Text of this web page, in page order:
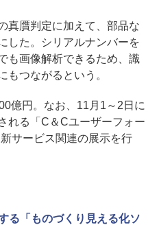
真贋判定に加えて、部品な
した。シリアルナンバーを
も画像解析できるため、識
もつながるという。
億円。なお、11月1～2日に
れる「C＆Cユーザーフォー
サービス関連の展示を行
る「ものづくり見える化ソ